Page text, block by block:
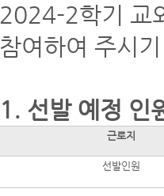
2024-2학기 교
참여하여 주시
1. 선발 예정 인
근로지
선발인원